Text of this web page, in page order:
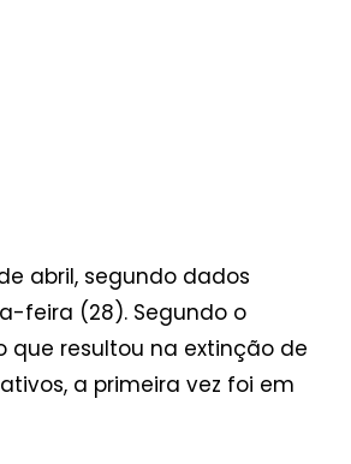
abril, segundo dados
feira (28). Segundo o
que resultou na extinção de
a primeira vez foi em